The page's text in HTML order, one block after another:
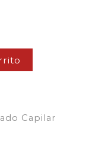
Capilar